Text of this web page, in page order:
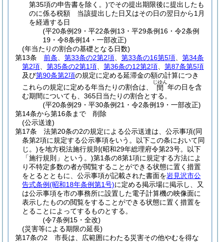
第35項の申告書を除く。)でその提出期限後に提出したも
のに係る税額 当該提出した日又はその日の翌日から1月
を経過する日
(平20条例29・平22条例13・平29条例16・令2条例
19・令8条例14・一部改正)
(年当たりの割合の基礎となる日数)
第13条
前条 第33条の2第2項 第33条の16第5項
第34条
第2項
第35条の2第1項 第36条の12第2項
第87条第5項
及び第90条第2項の規定に定める延滞金の額の計算につき
これらの規定に定める年当たりの割合は、
閏
じゆん
年の日を含
む期間についても、365日当たりの割合とする。
(平20条例29・平30条例21・令2条例19・一部改正)
第14条から第16条まで
削除
(公示送達)
第17条
法第20条の2の規定による公示送達は、公示事項(同
条第2項に規定する公示事項をいう。以下この条において同
じ。)を地方税法施行規則 (昭和29年総理府令第23号。以下
「施行規則」という。)第1条の8第1項に規定する方法によ
り不特定多数の者が閲覧することができる状態に置く措置
をとるとともに、公示事項が記載された書面を岩見沢市公
告式条例(昭和18年条例第1号)に定める掲示場に掲示し、又
は公示事項を市の事務所に設置した電子計算機の映像面に
表示したものの閲覧をすることができる状態に置く措置を
とることによってするものとする。
(令7条例15・全改)
(災害等による期限の延長)
第17条の2
市長は、広範囲にわたる災害その他やむを得な